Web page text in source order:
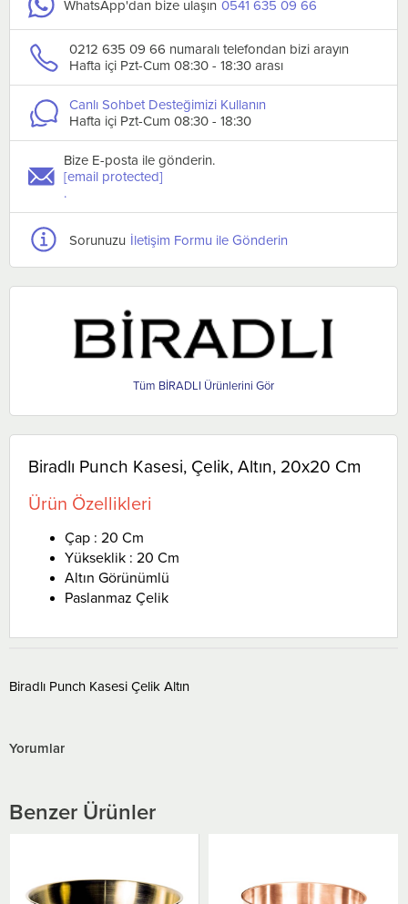
WhatsApp'dan bize ulaşın 0541 635 09 66
0212 635 09 66 numaralı telefondan bizi arayın
Hafta içi Pzt-Cum 08:30 - 18:30 arası
Canlı Sohbet Desteğimizi Kullanın
Hafta içi Pzt-Cum 08:30 - 18:30
Bize E-posta ile gönderin.
[email protected]
.
Sorunuzu İletişim Formu ile Gönderin
BİRADLI
Biradlı Punch Kasesi, Çelik, Altın, 20x20 Cm
Ürün Özellikleri
Çap : 20 Cm
Yükseklik : 20 Cm
Altın Görünümlü
Paslanmaz Çelik
Biradlı Punch Kasesi Çelik Altın
Yorumlar
Benzer Ürünler